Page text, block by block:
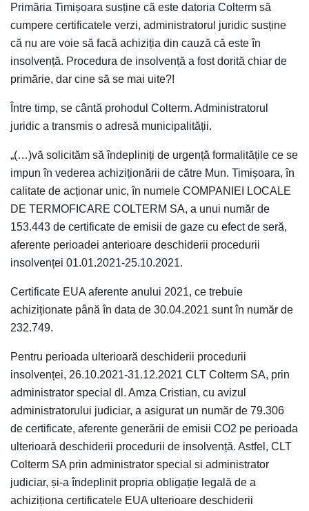
Primăria Timișoara susține că este datoria Colterm să
cumpere certificatele verzi, administratorul juridic susține
că nu are voie să facă achiziția din cauză că este în
insolvență. Procedura de insolvență a fost dorită chiar de
primărie, dar cine să se mai uite?!
Între timp, se cântă prohodul Colterm. Administratorul
juridic a transmis o adresă municipalității.
„(…)vă solicităm să îndepliniți de urgență formalitățile ce se
impun în vederea achiziționării de către Mun. Timișoara, în
calitate de acționar unic, în numele COMPANIEI LOCALE
DE TERMOFICARE COLTERM SA, a unui număr de
153.443 de certificate de emisii de gaze cu efect de seră,
aferente perioadei anterioare deschiderii procedurii
insolvenței 01.01.2021-25.10.2021.
Certificate EUA aferente anului 2021, ce trebuie
achiziționate până în data de 30.04.2021 sunt în număr de
232.749.
Pentru perioada ulterioară deschiderii procedurii
insolvenței, 26.10.2021-31.12.2021 CLT Colterm SA, prin
administrator special dl. Amza Cristian, cu avizul
administratorului judiciar, a asigurat un număr de 79.306
de certificate, aferente generării de emisii CO2 pe perioada
ulterioară deschiderii procedurii de insolvență. Astfel, CLT
Colterm SA prin administrator special si administrator
judiciar, și-a îndeplinit propria obligație legală de a
achiziționa certificatele EUA ulterioare deschiderii